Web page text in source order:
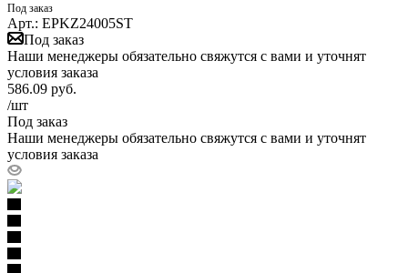
Под заказ
Арт.: EPKZ24005ST
Под заказ
Наши менеджеры обязательно свяжутся с вами и уточнят
условия заказа
586.09 руб.
/шт
Под заказ
Наши менеджеры обязательно свяжутся с вами и уточнят
условия заказа